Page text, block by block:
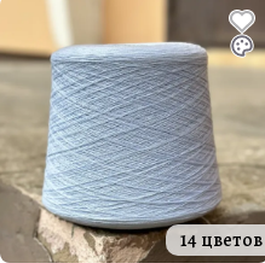
14 цветов